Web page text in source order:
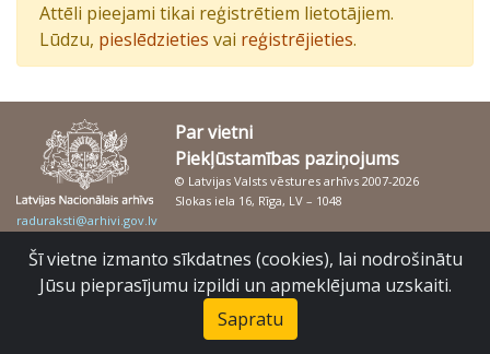
Attēli pieejami tikai reģistrētiem lietotājiem.
Lūdzu, pieslēdzieties vai reģistrējieties.
Par vietni
Piekļūstamības paziņojums
© Latvijas Valsts vēstures arhīvs 2007-2026
Slokas iela 16, Rīga, LV – 1048
raduraksti@arhivi.gov.lv
Šī vietne izmanto sīkdatnes (cookies), lai nodrošinātu
Jūsu pieprasījumu izpildi un apmeklējuma uzskaiti.
Sapratu